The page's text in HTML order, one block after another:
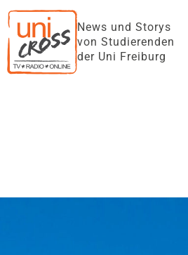
News und Storys
von Studierenden
der Uni Freiburg